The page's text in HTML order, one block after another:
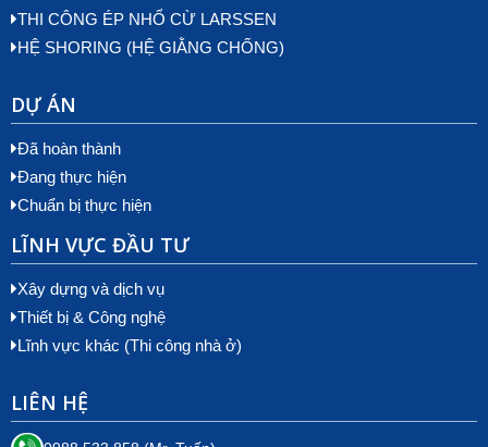
THI CÔNG ÉP NHỔ CỪ LARSSEN
HỆ SHORING (HỆ GIẰNG CHỐNG)
DỰ ÁN
Đã hoàn thành
Đang thực hiện
Chuẩn bị thực hiện
LĨNH VỰC ĐẦU TƯ
Xây dựng và dịch vụ
Thiết bị & Công nghệ
Lĩnh vực khác (Thi công nhà ở)
LIÊN HỆ